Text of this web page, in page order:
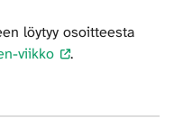
löytyy osoitteesta
viikko
.